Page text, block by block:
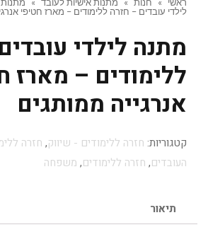
ראשי » חנות » מתנות אישיות לעובד » מתנות
לילדי עובדים – חזרה ללימודים – מארז חטיפי
מתנה לילדי
ללימודים – מארז
אנרגייה ממותגים
קטגוריות: חזרה ללימודים - שיווק, חזרה
העובדים, חזרה ללימודים, משפחה
תיאור